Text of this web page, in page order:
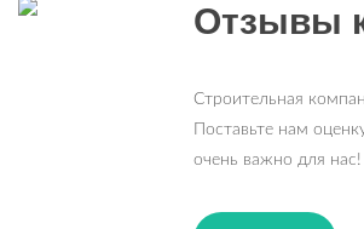
Отзывы
Строительная
Поставьте нам
очень важно для нас!